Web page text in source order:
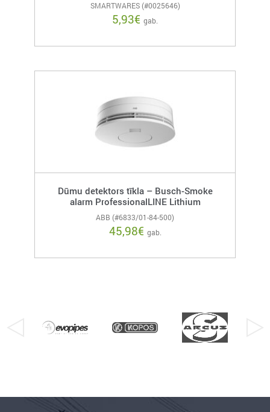
SMARTWARES (#0025646)
5,93€ gab.
Dūmu detektors tīkla – Busch-Smoke
alarm ProfessionalLINE Lithium
ABB (#6833/01-84-500)
45,98€ gab.